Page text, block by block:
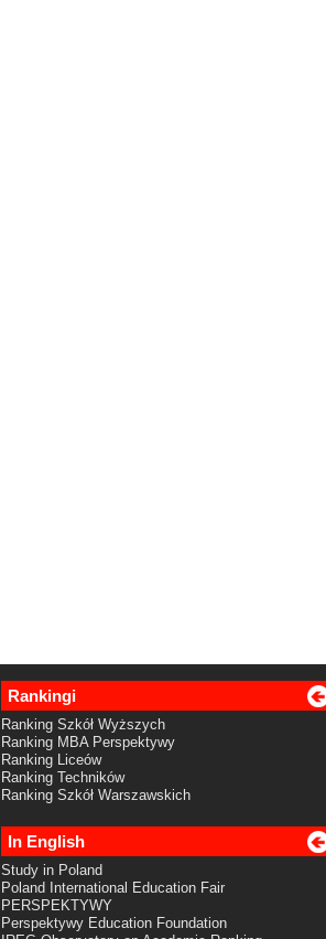
Rankingi
Ranking Szkół Wyższych
Ranking MBA Perspektywy
Ranking Liceów
Ranking Techników
Ranking Szkół Warszawskich
In English
Study in Poland
Poland International Education Fair
PERSPEKTYWY
Perspektywy Education Foundation